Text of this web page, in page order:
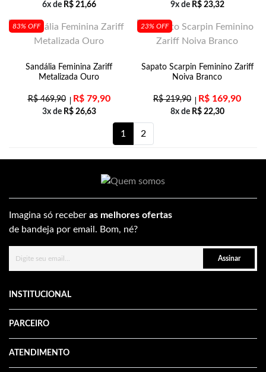
6x de R$21,66 9x de R$23,32
83% OFF
Sandália Feminina Zariff
Metalizada Ouro
R$469,90 R$79,90
3x de R$26,63
23% OFF
Sapato Scarpin Feminino Zariff
Noiva Branco
R$219,90 R$ 169,90
8x de R$22,30
1 2
Imagina só receber as melhores ofertas
de bandeja por email. Bom, né?
Assinar
INSTITUCIONAL
PARCEIRO
ATENDIMENTO